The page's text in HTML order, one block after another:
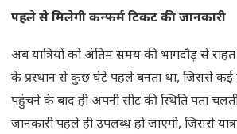
पहले से मिलेगी कन्फर्म टिकट की जानकारी
अब यात्रियों को अंतिम समय की भागदौड़ से राहत
के प्रस्थान से कुछ घंटे पहले बनता था, जिससे कई
पहुंचने के बाद ही अपनी सीट की स्थिति पता
जानकारी पहले ही उपलब्ध हो जाएगी, जिससे